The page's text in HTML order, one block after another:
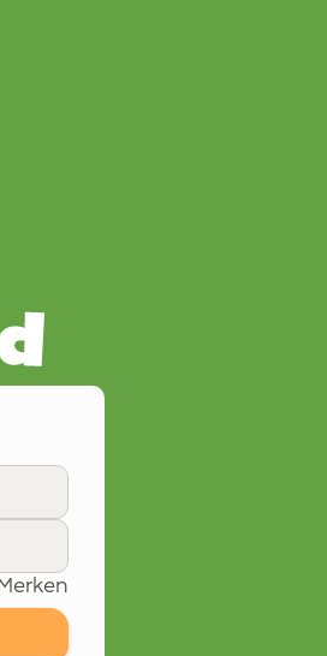
Merken